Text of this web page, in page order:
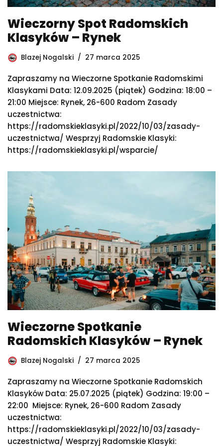
Wieczorny Spot Radomskich
Klasyków – Rynek
Blazej Nogalski 27 marca 2025
Zapraszamy na Wieczorne Spotkanie Radomskimi
Klasykami Data: 12.09.2025 (piątek) Godzina: 18:00 –
21:00 Miejsce: Rynek, 26-600 Radom Zasady
uczestnictwa:
https://radomskieklasyki.pl/2022/10/03/zasady-
uczestnictwa/ Wesprzyj Radomskie Klasyki:
https://radomskieklasyki.pl/wsparcie/
Wieczorne Spotkanie
Radomskich Klasyków – Rynek
Blazej Nogalski 27 marca 2025
Zapraszamy na Wieczorne Spotkanie Radomskich
Klasyków Data: 25.07.2025 (piątek) Godzina: 19:00 –
22:00 Miejsce: Rynek, 26-600 Radom Zasady
uczestnictwa:
https://radomskieklasyki.pl/2022/10/03/zasady-
uczestnictwa/ Wesprzyj Radomskie Klasyki: